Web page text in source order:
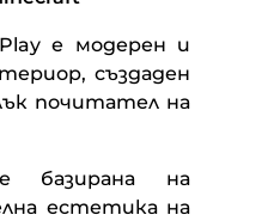
е модерен и
създаден
почитател на
базирана на
естетика на